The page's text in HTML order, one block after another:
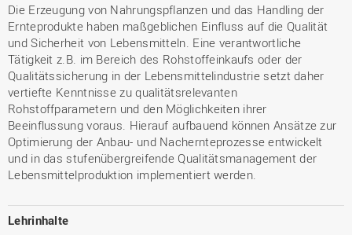
Die Erzeugung von Nahrungspflanzen und das Handling der
Ernteprodukte haben maßgeblichen Einfluss auf die Qualität
und Sicherheit von Lebensmitteln. Eine verantwortliche
Tätigkeit z.B. im Bereich des Rohstoffeinkaufs oder der
Qualitätssicherung in der Lebensmittelindustrie setzt daher
vertiefte Kenntnisse zu qualitätsrelevanten
Rohstoffparametern und den Möglichkeiten ihrer
Beeinflussung voraus. Hierauf aufbauend können Ansätze zur
Optimierung der Anbau- und Nachernteprozesse entwickelt
und in das stufenübergreifende Qualitätsmanagement der
Lebensmittelproduktion implementiert werden.
Lehrinhalte